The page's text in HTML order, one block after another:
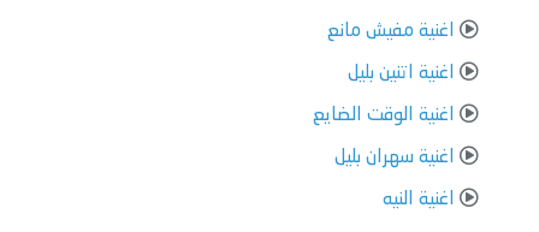
اغنية مفيش مانع
اغنية اتنين بليل
اغنية الوقت الضايع
اغنية سهران بليل
اغنية النيه